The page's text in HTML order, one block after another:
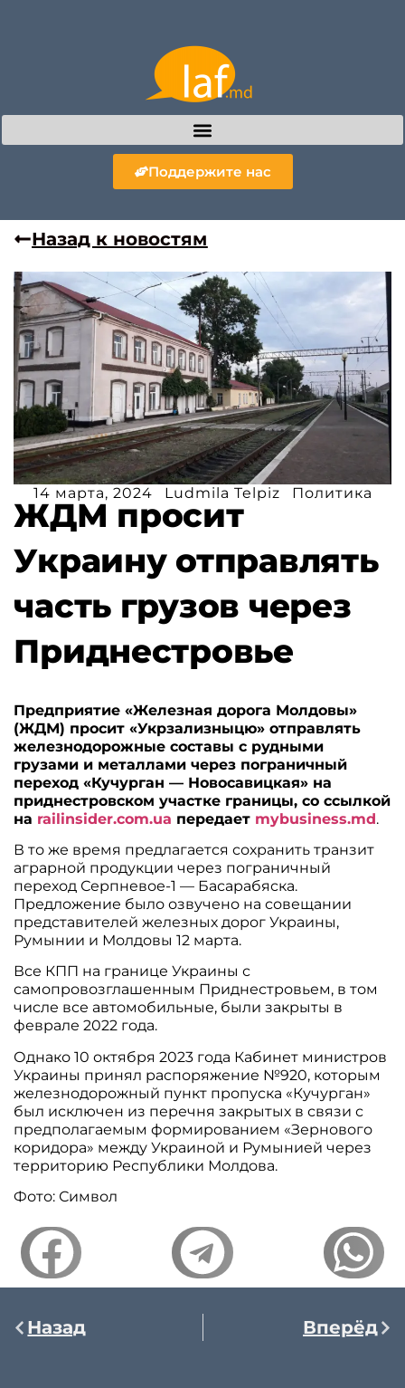
Поддержите нас
Назад к новостям
14 марта, 2024 Ludmila Telpiz Политика
ЖДМ просит
Украину отправлять
часть грузов через
Приднестровье
Предприятие «Железная дорога Молдовы»
(ЖДМ) просит «Укрзализныцю» отправлять
железнодорожные составы с рудными
грузами и металлами через пограничный
переход «Кучурган — Новосавицкая» на
приднестровском участке границы, со ссылкой
на railinsider.com.ua передает mybusiness.md.
В то же время предлагается сохранить транзит
аграрной продукции через пограничный
переход Серпневое-1 — Басарабяска.
Предложение было озвучено на совещании
представителей железных дорог Украины,
Румынии и Молдовы 12 марта.
Все КПП на границе Украины с
самопровозглашенным Приднестровьем, в том
числе все автомобильные, были закрыты в
феврале 2022 года.
Однако 10 октября 2023 года Кабинет министров
Украины принял распоряжение №920, которым
железнодорожный пункт пропуска «Кучурган»
был исключен из перечня закрытых в связи с
предполагаемым формированием «Зернового
коридора» между Украиной и Румынией через
территорию Республики Молдова.
Фото: Символ
Назад Вперёд